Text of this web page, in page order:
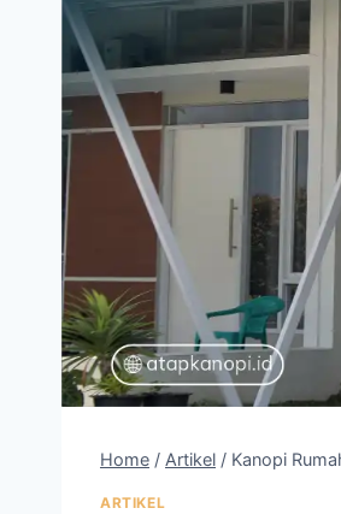
Home / Artikel / Kanopi
ARTIKEL